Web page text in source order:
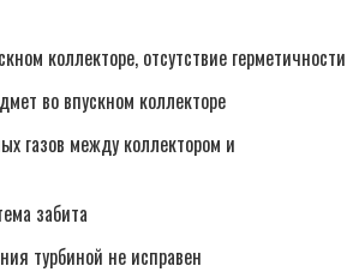
коллекторе, отсутствие герметичности
во впускном коллекторе
газов между коллектором и
забита
турбиной не исправен